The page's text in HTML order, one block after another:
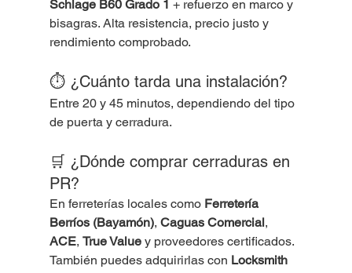
Schlage B60 Grado 1 + refuerzo en marco y
bisagras. Alta resistencia, precio justo y
rendimiento comprobado.
⏱ ¿Cuánto tarda una instalación?
Entre 20 y 45 minutos, dependiendo del tipo
de puerta y cerradura.
🛒 ¿Dónde comprar cerraduras en
PR?
En ferreterías locales como Ferretería
Berríos (Bayamón), Caguas Comercial,
ACE, True Value y proveedores certificados.
También puedes adquirirlas con Locksmith